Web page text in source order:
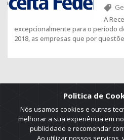
A
excepcionalmente para o período
2018, as empresas que por
Politica de
Nós usamos cookies e outras
melhorar a sua experiência em
publicidade e recomendar
Ao utilizar nossos serviços,